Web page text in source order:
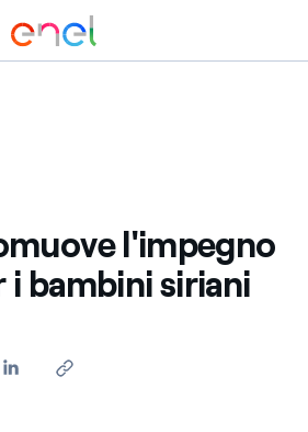
l'impegno
i bambini siriani